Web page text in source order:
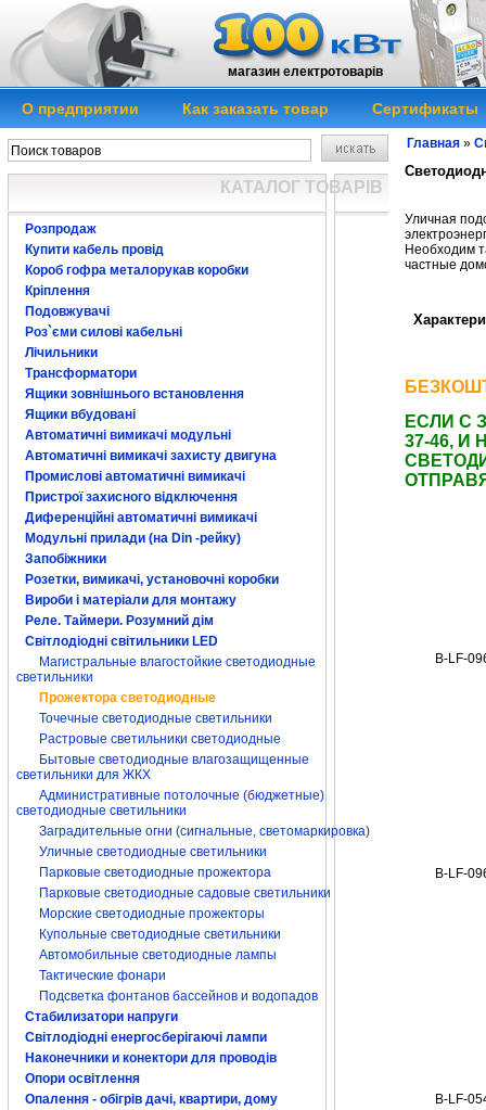
магазин електротоварів
О предприятии Как заказать товар Сертификаты
КАТАЛОГ ТОВАРІВ
Розпродаж
Купити кабель провід
Короб гофра металорукав коробки
Кріплення
Подовжувачі
Роз`єми силові кабельні
Лічильники
Трансформатори
Ящики зовнішнього встановлення
Ящики вбудовані
Автоматичні вимикачі модульні
Автоматичні вимикачі захисту двигуна
Промислові автоматичні вимикачі
Пристрої захисного відключення
Диференційні автоматичні вимикачі
Модульні прилади (на Din -рейку)
Запобіжники
Розетки, вимикачі, установочні коробки
Вироби і матеріали для монтажу
Реле. Таймери. Розумний дім
Світлодіодні світильники LED
Магистральные влагостойкие светодиодные
светильники
Прожектора светодиодные
Точечные светодиодные светильники
Растровые светильники светодиодные
Бытовые светодиодные влагозащищенные
светильники для ЖКХ
Административные потолочные (бюджетные)
светодиодные светильники
Заградительные огни (сигнальные, светомаркировка)
Уличные светодиодные светильники
Парковые светодиодные прожектора
Парковые светодиодные садовые светильники
Морские светодиодные прожекторы
Купольные светодиодные светильники
Автомобильные светодиодные лампы
Тактические фонари
Подсветка фонтанов бассейнов и водопадов
Стабилизатори напруги
Світлодіодні енергосберігаючі лампи
Наконечники и конектори для проводів
Опори освітлення
Опалення - обігрів дачі, квартири, дому
Главная »
Уличная
Необходим
частные
ЕСЛИ С
37-46,
B-LF-
B-LF-
B-LF-